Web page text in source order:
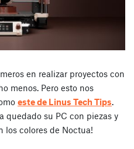
en realizar proyectos con
menos. Pero esto nos
este de Linus Tech Tips.
quedado su PC con piezas y
los colores de Noctua!